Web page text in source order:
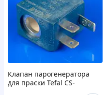
Клапан парогенератора
для праски Tefal CS-